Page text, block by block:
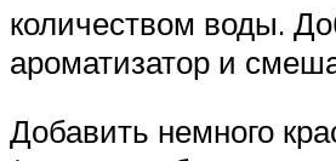
количеством воды.
ароматизатор и
Добавить немного